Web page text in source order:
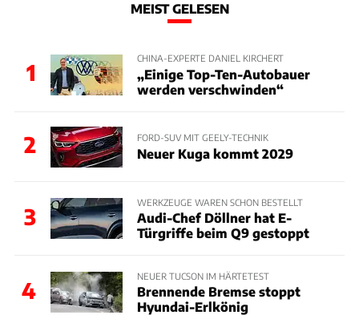
MEIST GELESEN
1
CHINA-EXPERTE DANIEL KIRCHERT
„Einige Top-Ten-Autobauer
werden verschwinden“
2 FORD-SUV MIT GEELY-TECHNIK
Neuer Kuga kommt 2029
3
WERKZEUGE WAREN SCHON BESTELLT
Audi-Chef Döllner hat E-
Türgriffe beim Q9 gestoppt
4
NEUER TUCSON IM HÄRTETEST
Brennende Bremse stoppt
Hyundai-Erlkönig